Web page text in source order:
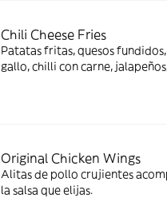
Chili Cheese Fries
Patatas fritas, quesos
gallo, chilli con carne,
Original Chicken Wings
Alitas de pollo crujientes
la salsa que elijas.